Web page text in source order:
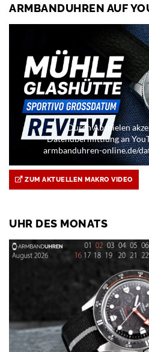
ARMBANDUHREN AUF
Durch Abspielen
Datenübermittlung an
armbanduhren-online.de/
ZUM AKTUELLEN MAKRO VIDEO
UHR DES MONATS